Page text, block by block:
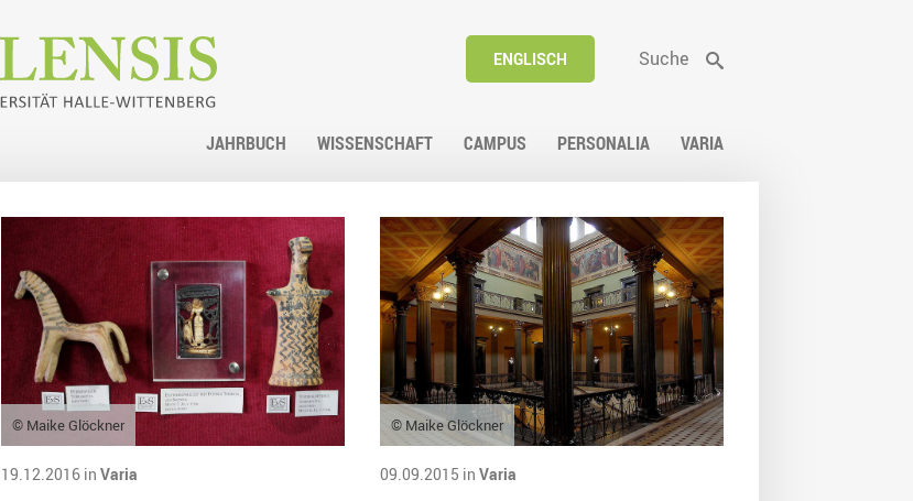
ENGLISCH Suche
JAHRBUCH WISSENSCHAFT CAMPUS PERSONALIA VARIA
© Maike Glöckner
19.12.2016 in Varia
© Maike Glöckner
09.09.2015 in Varia